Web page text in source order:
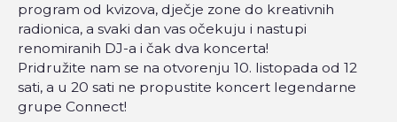
program od kvizova, dječje zone do kreativnih
radionica, a svaki dan vas očekuju i nastupi
renomiranih DJ-a i čak dva koncerta!
Pridružite nam se na otvorenju 10. listopada od 12
sati, a u 20 sati ne propustite koncert legendarne
grupe Connect!